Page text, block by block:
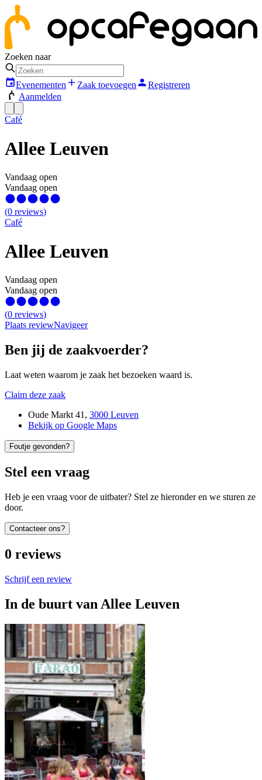
Zoeken naar
Evenementen Zaak toevoegen
Registreren
Aanmelden
Café
Allee Leuven
Vandaag open
Vandaag open
(0 reviews)
Café
Allee Leuven
Vandaag open
Vandaag open
(0 reviews)
Plaats reviewNavigeer
Ben jij de zaakvoerder?
Laat weten waarom je zaak het bezoeken waard is.
Claim deze zaak
Oude Markt 41 , 3000 Leuven
Bekijk op Google Maps
Foutje gevonden?
Stel een vraag
Heb je een vraag voor de uitbater? Stel ze hieronder en we sturen ze
door.
Contacteer ons?
0 reviews
Schrijf een review
In de buurt van Allee Leuven